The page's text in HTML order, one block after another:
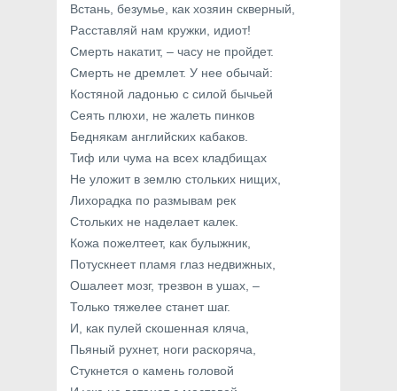
Встань, безумье, как хозяин скверный,
Расставляй нам кружки, идиот!
Смерть накатит, – часу не пройдет.
Смерть не дремлет. У нее обычай:
Костяной ладонью с силой бычьей
Сеять плюхи, не жалеть пинков
Беднякам английских кабаков.
Тиф или чума на всех кладбищах
Не уложит в землю стольких нищих,
Лихорадка по размывам рек
Стольких не наделает калек.
Кожа пожелтеет, как булыжник,
Потускнеет пламя глаз недвижных,
Ошалеет мозг, трезвон в ушах, –
Только тяжелее станет шаг.
И, как пулей скошенная кляча,
Пьяный рухнет, ноги раскоряча,
Стукнется о камень головой